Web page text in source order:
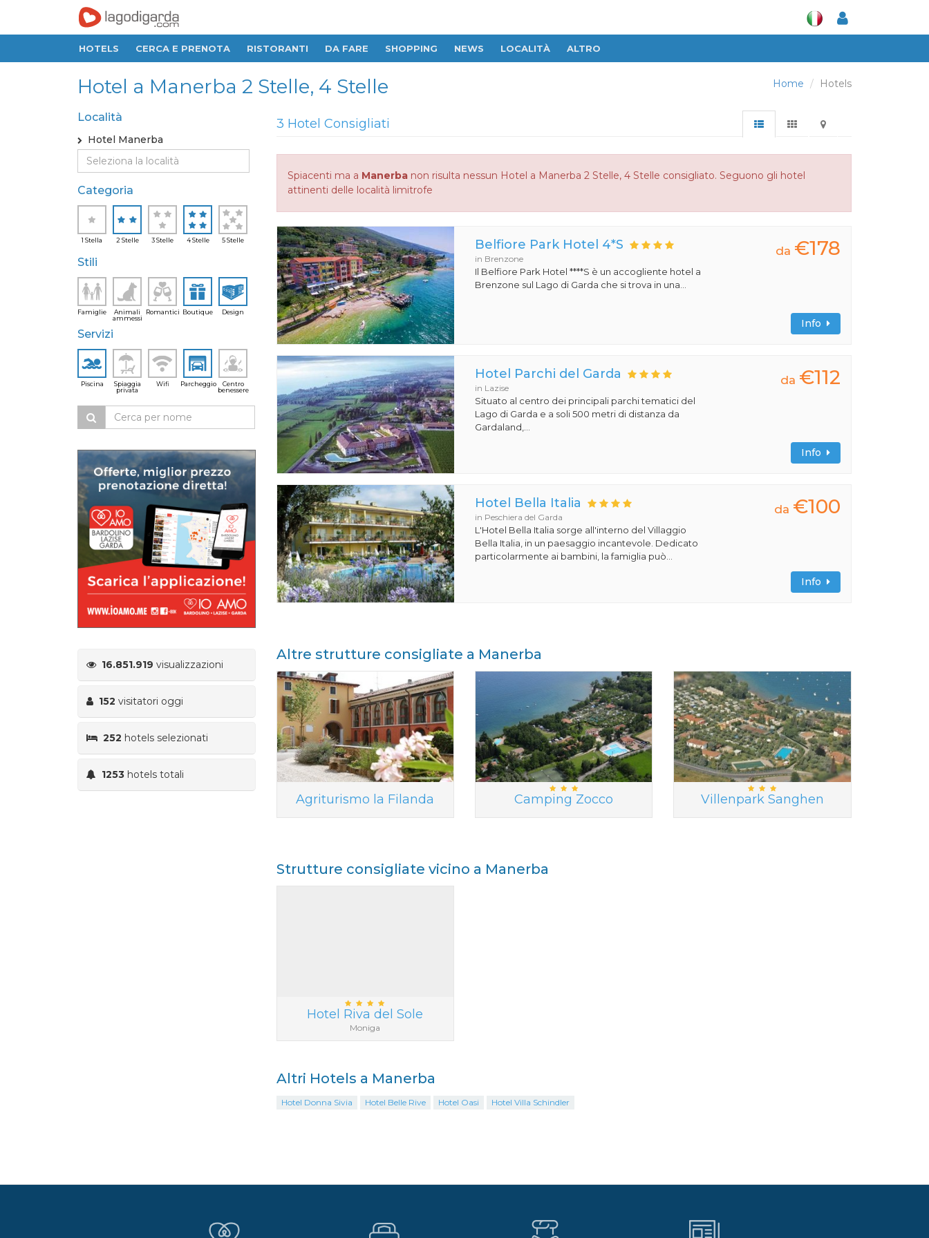
HOTELS CERCA E PRENOTA RISTORANTI DA FARE SHOPPING NEWS LOCALITÀ ALTRO
Home Hotels
Hotel a Manerba 2 Stelle, 4 Stelle
Località
Hotel Manerba
Categoria
1 Stella 2 Stelle 3 Stelle 4 Stelle 5 Stelle
Stili
Famiglie
Animali
ammessi
Romantici Boutique Design
Servizi
Piscina
Spiaggia
privata
Wifi Parcheggio
Centro
benessere
16.851.919 visualizzazioni
152 visitatori oggi
252 hotels selezionati
1253 hotels totali
3 Hotel Consigliati
Spiacenti ma a Manerbanon risulta nessun Hotel a Manerba 2 Stelle, 4 Stelle consigliato. Seguono gli hotel
attinenti delle località limitrofe
Belfiore Park Hotel 4*S
in Brenzone
Il Belfiore Park Hotel ****S è un accogliente hotel a
Brenzone sul Lago di Garda che si trova in una...
da €178
Info
Hotel Parchi del Garda
in Lazise
Situato al centro dei principali parchi tematici del
Lago di Garda e a soli 500 metri di distanza da
Gardaland,...
da €112
Info
Hotel Bella Italia
in Peschiera del Garda
L'Hotel Bella Italia sorge all'interno del Villaggio
Bella Italia, in un paesaggio incantevole. Dedicato
particolarmente ai bambini, la famiglia può...
da €100
Info
Altre strutture consigliate a Manerba
Agriturismo la Filanda Camping Zocco Villenpark Sanghen
Strutture consigliate vicino a Manerba
Hotel Riva del Sole
Moniga
Altri Hotels a Manerba
Hotel Donna Sivia Hotel Belle Rive Hotel Oasi Hotel Villa Schindler